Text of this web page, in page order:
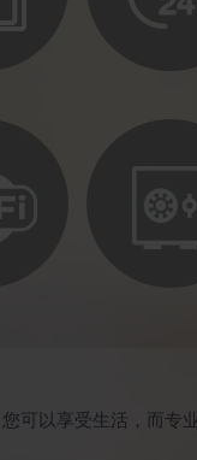
您可以享受生活，而专